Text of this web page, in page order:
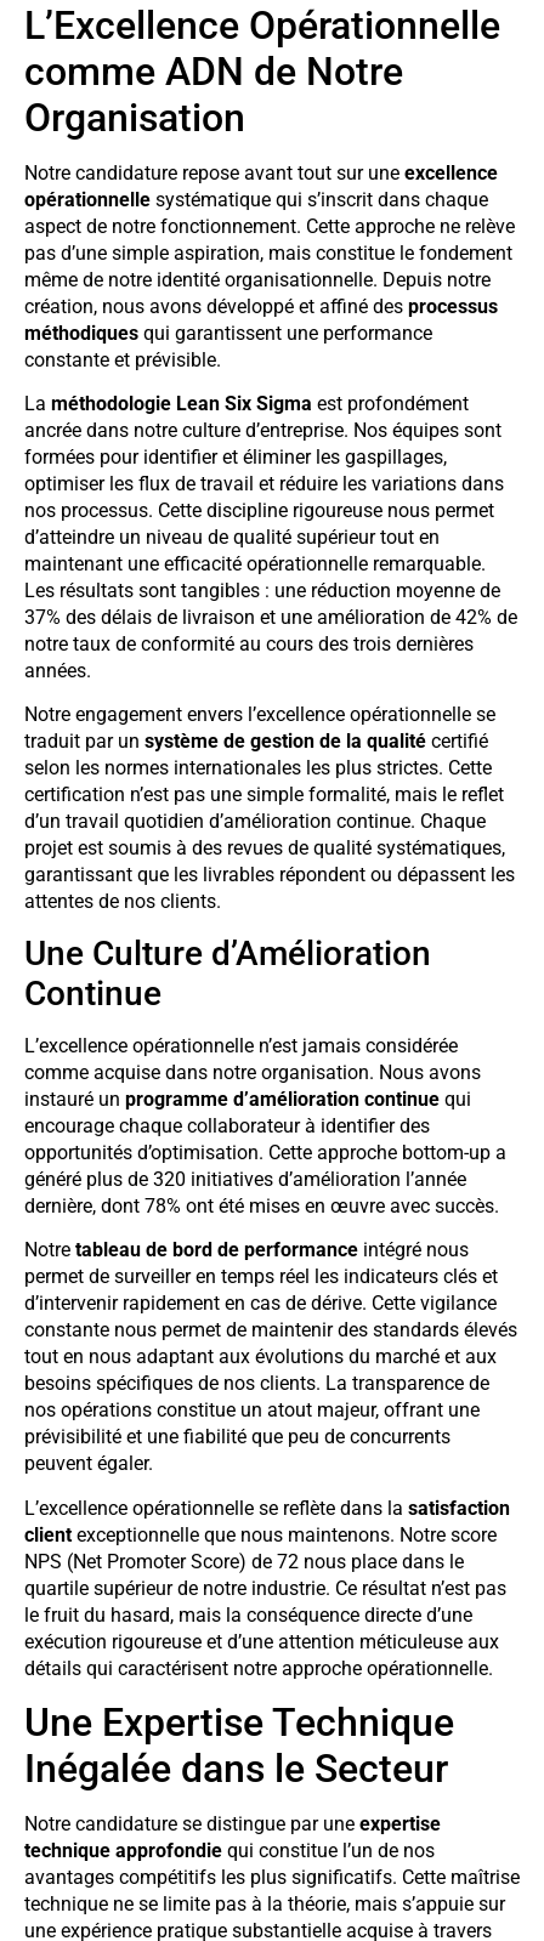
L’Excellence Opérationnelle
comme ADN de Notre
Organisation
Notre candidature repose avant tout sur une excellence
opérationnelle systématique qui s’inscrit dans chaque
aspect de notre fonctionnement. Cette approche ne relève
pas d’une simple aspiration, mais constitue le fondement
même de notre identité organisationnelle. Depuis notre
création, nous avons développé et affiné des processus
méthodiques qui garantissent une performance
constante et prévisible.
La méthodologie Lean Six Sigma est profondément
ancrée dans notre culture d’entreprise. Nos équipes sont
formées pour identifier et éliminer les gaspillages,
optimiser les flux de travail et réduire les variations dans
nos processus. Cette discipline rigoureuse nous permet
d’atteindre un niveau de qualité supérieur tout en
maintenant une efficacité opérationnelle remarquable.
Les résultats sont tangibles : une réduction moyenne de
37% des délais de livraison et une amélioration de 42% de
notre taux de conformité au cours des trois dernières
années.
Notre engagement envers l’excellence opérationnelle se
traduit par un système de gestion de la qualité certifié
selon les normes internationales les plus strictes. Cette
certification n’est pas une simple formalité, mais le reflet
d’un travail quotidien d’amélioration continue. Chaque
projet est soumis à des revues de qualité systématiques,
garantissant que les livrables répondent ou dépassent les
attentes de nos clients.
Une Culture d’Amélioration
Continue
L’excellence opérationnelle n’est jamais considérée
comme acquise dans notre organisation. Nous avons
instauré un programme d’amélioration continue qui
encourage chaque collaborateur à identifier des
opportunités d’optimisation. Cette approche bottom-up a
généré plus de 320 initiatives d’amélioration l’année
dernière, dont 78% ont été mises en œuvre avec succès.
Notre tableau de bord de performance intégré nous
permet de surveiller en temps réel les indicateurs clés et
d’intervenir rapidement en cas de dérive. Cette vigilance
constante nous permet de maintenir des standards élevés
tout en nous adaptant aux évolutions du marché et aux
besoins spécifiques de nos clients. La transparence de
nos opérations constitue un atout majeur, offrant une
prévisibilité et une fiabilité que peu de concurrents
peuvent égaler.
L’excellence opérationnelle se reflète dans la satisfaction
client exceptionnelle que nous maintenons. Notre score
NPS (Net Promoter Score) de 72 nous place dans le
quartile supérieur de notre industrie. Ce résultat n’est pas
le fruit du hasard, mais la conséquence directe d’une
exécution rigoureuse et d’une attention méticuleuse aux
détails qui caractérisent notre approche opérationnelle.
Une Expertise Technique
Inégalée dans le Secteur
Notre candidature se distingue par une expertise
technique approfondie qui constitue l’un de nos
avantages compétitifs les plus significatifs. Cette maîtrise
technique ne se limite pas à la théorie, mais s’appuie sur
une expérience pratique substantielle acquise à travers